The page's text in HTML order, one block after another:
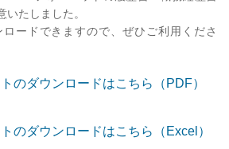
たしました。
ードできますので、ぜひご利用くださ
のダウンロードはこちら（PDF）
のダウンロードはこちら（Excel）